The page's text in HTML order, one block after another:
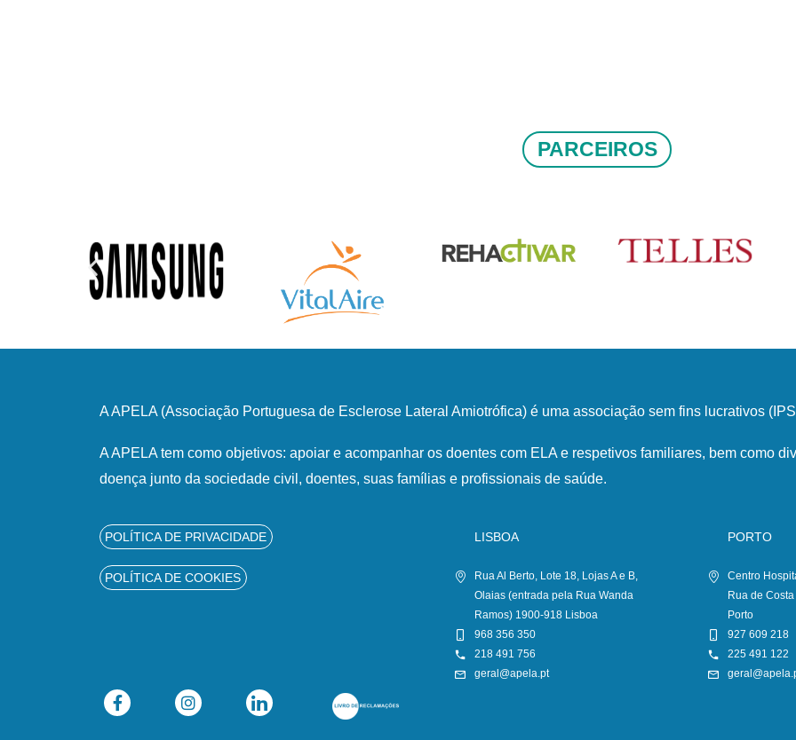
PARCEIROS
A APELA (Associação Portuguesa de Esclerose Lateral Amiotrófica) é uma associação sem fins lucrativos
A APELA tem como objetivos: apoiar e acompanhar os doentes com ELA e respetivos familiares, bem como
doença junto da sociedade civil, doentes, suas famílias e profissionais de saúde.
POLÍTICA DE PRIVACIDADE
POLÍTICA DE COOKIES
LISBOA
Rua Al Berto, Lote 18, Lojas A e B,
Olaias (entrada pela Rua Wanda
Ramos) 1900-918 Lisboa
968 356 350
218 491 756
geral@apela.pt
PORTO
Centro
Rua de
Porto
927 609 218
225 491 122